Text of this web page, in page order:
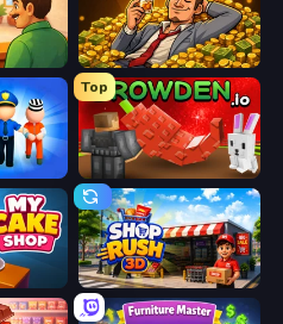
Idle Billionaire Tycoon
Top
Grow A Garden | Growden.io
Shop Rush 3D